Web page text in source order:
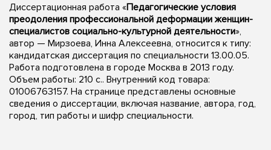
Диссертационная работа «Педагогические условия
преодоления профессиональной деформации женщин-
специалистов социально-культурной деятельности»,
автор — Мирзоева, Инна Алексеевна, относится к типу:
кандидатская диссертация по специальности 13.00.05.
Работа подготовлена в городе Москва в 2013 году.
Объем работы: 210 с.. Внутренний код товара:
01006763157. На странице представлены основные
сведения о диссертации, включая название, автора, год,
город, тип работы и шифр специальности.